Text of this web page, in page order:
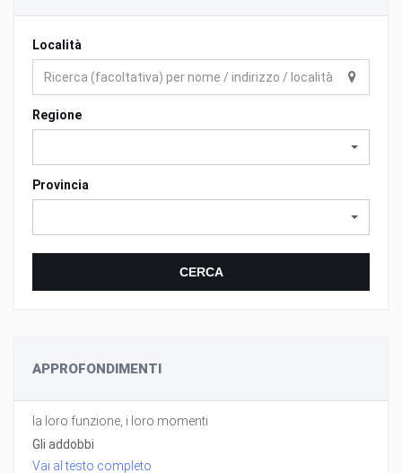
Località
Regione
Provincia
CERCA
APPROFONDIMENTI
la loro funzione, i loro momenti
Gli addobbi
Vai al testo completo